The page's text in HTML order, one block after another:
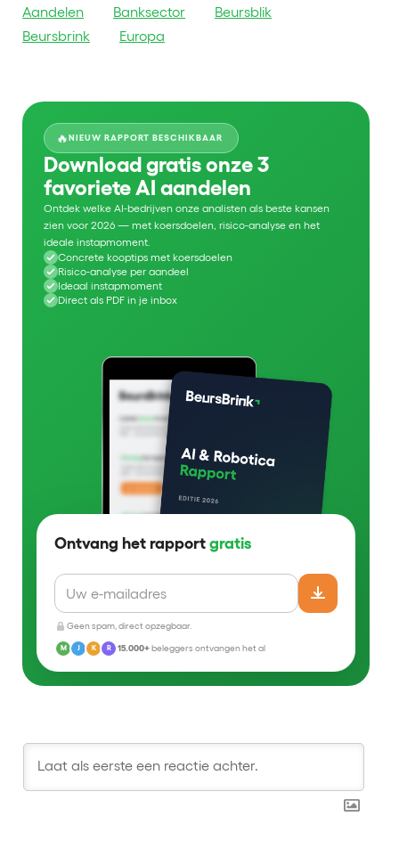
Aandelen Banksector
Beursblik
Beursbrink
Europa
🔥NIEUW RAPPORT BESCHIKBAAR
Download gratis onze 3
favoriete AI aandelen
Ontdek welke AI-bedrijven onze analisten als beste kansen
zien voor 2026 — met koersdoelen, risico-analyse en het
ideale instapmoment.
Concrete kooptips met koersdoelen
Risico-analyse per aandeel
Ideaal instapmoment
Direct als PDF in je inbox
Ontvang het rapport gratis
Geen spam, direct opzegbaar.
M J K R 15.000+beleggers ontvangen het al